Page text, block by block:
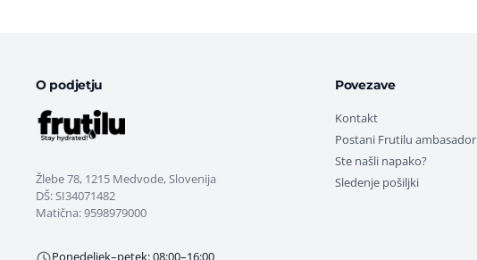
O podjetju
Žlebe 78, 1215 Medvode, Slovenija
DŠ: SI34071482
Matična: 9598979000
Ponedeljek–petek: 08:00–16:00
Povezave
Kontakt
Postani Frutilu ambasador
Ste našli napako?
Sledenje pošiljki